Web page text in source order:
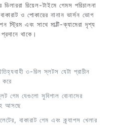
রিয়েল-টাইমে গেমস পরিচালনা
ও পোকারের নানান ভার্সন ভোগ
স্ট্রিম এবং সাথে মাল্টি-ক্যামেরা দৃশ্য
থাকে।
৩-রিল স্লটস যেটা প্রাচীন
করে
গেম যেগুলো সুবিশাল বোনাসের
আসছে
বাকারাট গেম এবং ক্র্যাপস খেলার